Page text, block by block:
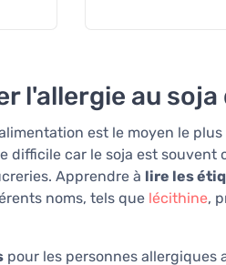
l'allergie au
est le moyen le
difficile car le soja est
Apprendre à lire les
noms, tels que lécithine,
pour les personnes allergiques